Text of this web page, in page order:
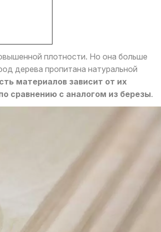
плотности. Но она больше
дерева пропитана натуральной
материалов зависит от их
сравнению с аналогом из березы.